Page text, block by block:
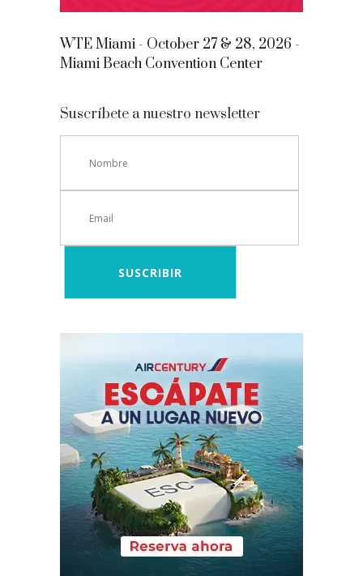
WTE Miami - October 27 & 28, 2026 -
Miami Beach Convention Center
Suscríbete a nuestro newsletter